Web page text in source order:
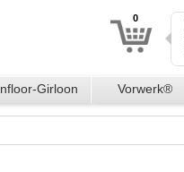
0
Girloon Vorwerk®